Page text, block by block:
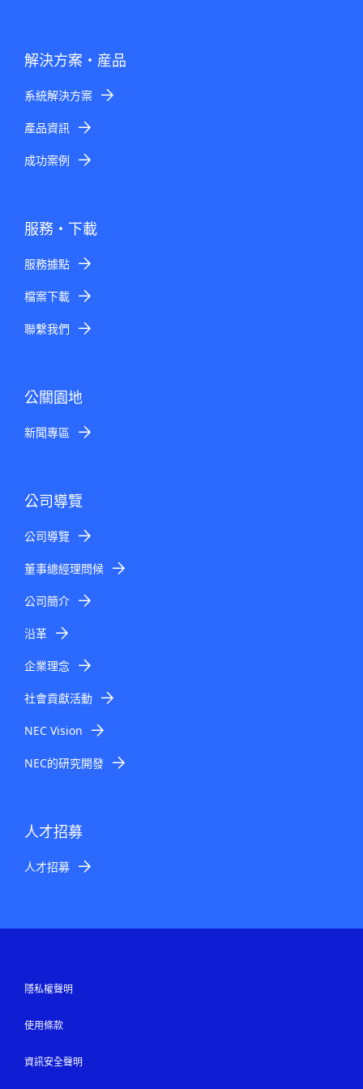
解決方案・産品
系統解決方案
產品資訊
成功案例
服務・下載
服務據點
檔案下載
聯繫我們
公關園地
新聞專區
公司導覽
公司導覽
董事總經理問候
公司簡介
沿革
企業理念
社會貢獻活動
NEC Vision
NEC的研究開發
人才招募
人才招募
隱私權聲明
使用條款
資訊安全聲明